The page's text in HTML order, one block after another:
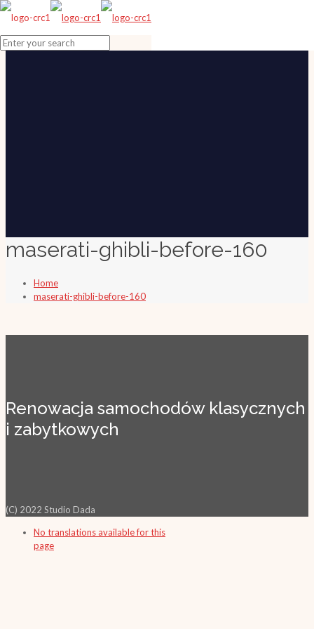
maserati-ghibli-before-160
Home
maserati-ghibli-before-160
Renowacja samochodów klasycznych
i zabytkowych
(C) 2022 Studio Dada
No translations available for this
page